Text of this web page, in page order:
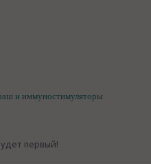
и иммуностимуляторы
первый!